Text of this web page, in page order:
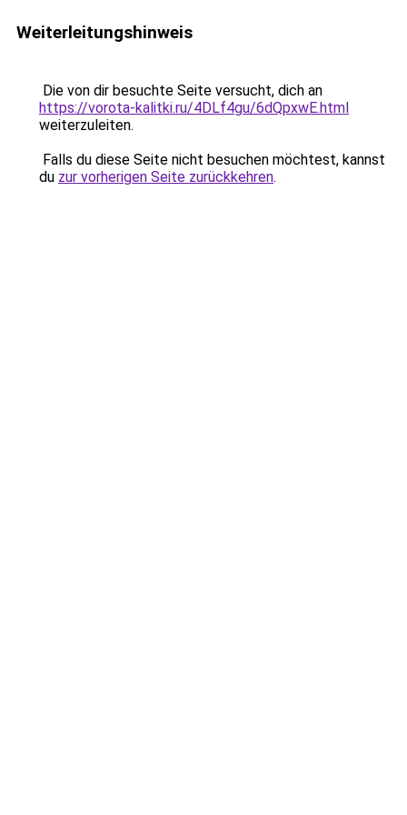
Weiterleitungshinweis
Die von dir besuchte Seite versucht, dich an
https://vorota-kalitki.ru/4DLf4gu/6dQpxwE.html
weiterzuleiten.
Falls du diese Seite nicht besuchen möchtest, kannst
du zur vorherigen Seite zurückkehren.